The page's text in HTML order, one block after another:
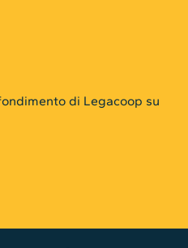
di Legacoop su